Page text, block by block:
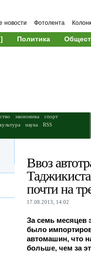
новости Фотолента
Политика
экономика
спорт
культура наука
RSS
Ввоз
почти на
17.08.2013, 14:02
За семь месяцев
было
автомашин, что
больше, чем за